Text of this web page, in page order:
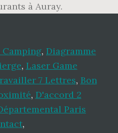
à Auray.
Camping, Diagramme
, Laser Game
7 Lettres, Bon
, D'accord 2
Paris
,